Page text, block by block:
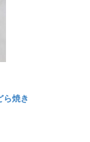
ら焼き